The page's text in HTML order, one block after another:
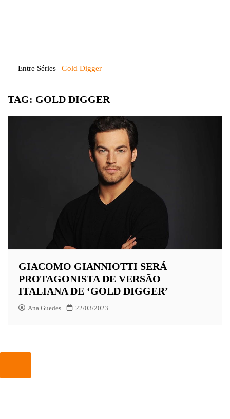
Entre Séries | Gold Digger
TAG: GOLD DIGGER
GIACOMO GIANNIOTTI SERÁ
PROTAGONISTA DE VERSÃO
ITALIANA DE ‘GOLD DIGGER’
Ana Guedes 22/03/2023